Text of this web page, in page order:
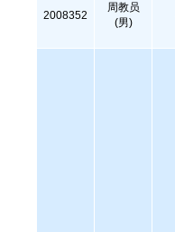
2008352
周教员
(男)